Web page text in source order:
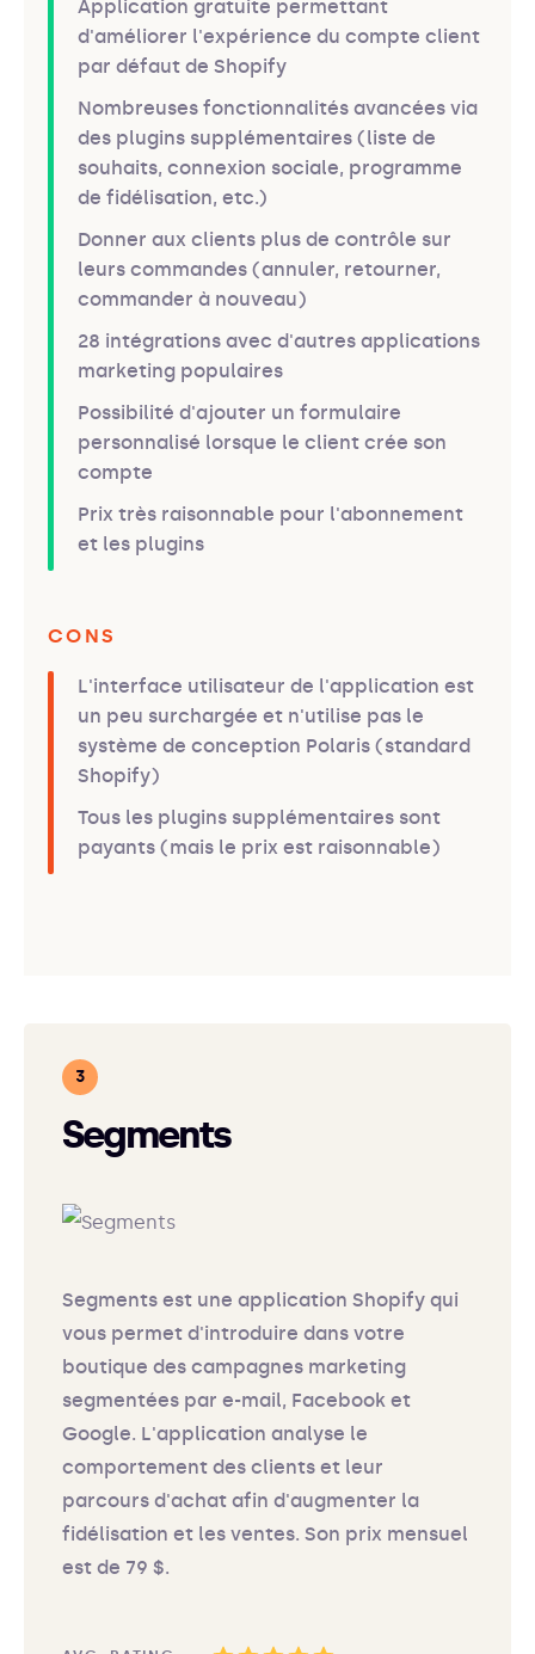
Application gratuite permettant
d'améliorer l'expérience du compte client
par défaut de Shopify
Nombreuses fonctionnalités avancées via
des plugins supplémentaires (liste de
souhaits, connexion sociale, programme
de fidélisation, etc.)
Donner aux clients plus de contrôle sur
leurs commandes (annuler, retourner,
commander à nouveau)
28 intégrations avec d'autres applications
marketing populaires
Possibilité d'ajouter un formulaire
personnalisé lorsque le client crée son
compte
Prix très raisonnable pour l'abonnement
et les plugins
CONS
L'interface utilisateur de l'application est
un peu surchargée et n'utilise pas le
système de conception Polaris (standard
Shopify)
Tous les plugins supplémentaires sont
payants (mais le prix est raisonnable)
Segments
Segments est une application Shopify qui
vous permet d'introduire dans votre
boutique des campagnes marketing
segmentées par e-mail, Facebook et
Google. L'application analyse le
comportement des clients et leur
parcours d'achat afin d'augmenter la
fidélisation et les ventes. Son prix mensuel
est de 79 $.